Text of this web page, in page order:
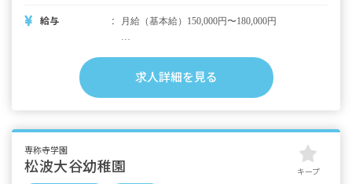
り） 園から徒歩5分圏内にコンビニがあり、
給与 月給（基本給）150,000円〜180,000円
賞与年2回 計約3カ月分※昨年度実績
・別途支給
交通費実費支給（上限20,900円／月）
残業手当
住宅手当 20,000円／月（自宅まで30km以上
求人詳細を見る
専称寺学園
松波大谷幼稚園 キープ